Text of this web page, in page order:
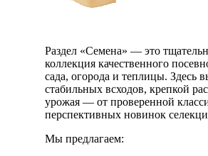
Раздел «Семена» — это
коллекция качественного
сада, огорода и теплицы. Здесь
стабильных всходов, крепкой
урожая — от проверенной
перспективных новинок
Мы предлагаем: